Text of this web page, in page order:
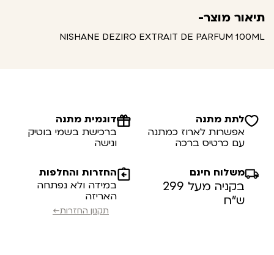
תיאור מוצר-
NISHANE DEZIRO EXTRAIT DE PARFUM 100ML
לתת מתנה
אפשרות לארוז כמתנה
עם כרטיס ברכה
דוגמית מתנה
ברכישת בשמי בוטיק
ונישה
משלוח חינם
בקניה מעל 299
ש”ח
החזרות והחלפות
במידה ולא נפתחה
האריזה
תקנון החזרות←